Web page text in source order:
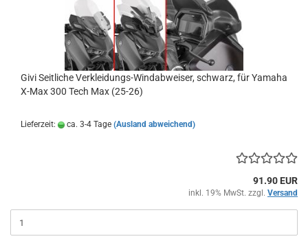
Givi Seitliche Verkleidungs-Windabweiser, schwarz, für Yamaha
X-Max 300 Tech Max (25-26)
Lieferzeit: ca. 3-4 Tage (Ausland abweichend)
91.90 EUR
inkl. 19% MwSt. zzgl. Versand